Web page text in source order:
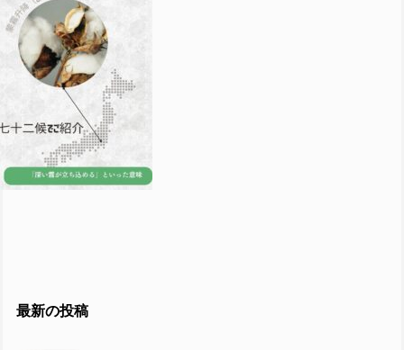
最新の投稿